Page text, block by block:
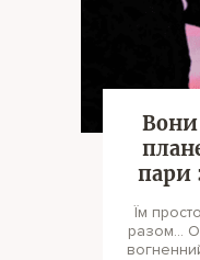
Вони
пари
Їм
разом... Овен та Козеріг Овен –